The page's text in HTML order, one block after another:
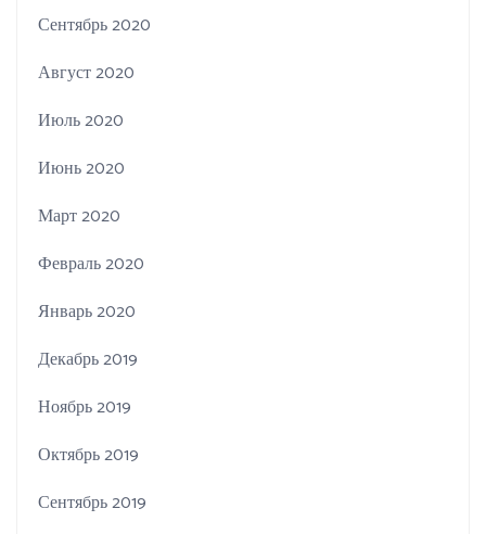
Сентябрь 2020
Август 2020
Июль 2020
Июнь 2020
Март 2020
Февраль 2020
Январь 2020
Декабрь 2019
Ноябрь 2019
Октябрь 2019
Сентябрь 2019